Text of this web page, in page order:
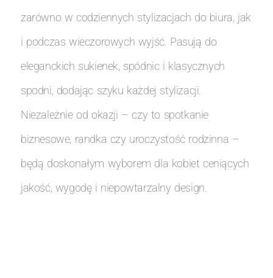
zarówno w codziennych stylizacjach do biura, jak
i podczas wieczorowych wyjść. Pasują do
eleganckich sukienek, spódnic i klasycznych
spodni, dodając szyku każdej stylizacji.
Niezależnie od okazji – czy to spotkanie
biznesowe, randka czy uroczystość rodzinna –
będą doskonałym wyborem dla kobiet ceniących
jakość, wygodę i niepowtarzalny design.